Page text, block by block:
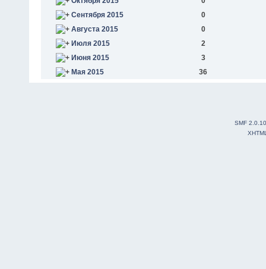
Сентября 2015
0
Августа 2015
0
Июля 2015
2
Июня 2015
3
Мая 2015
36
SMF 2.0.10